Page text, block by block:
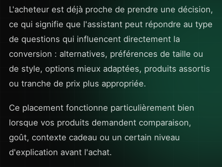
L'acheteur est déjà proche de prendre une décision,
ce qui signifie que l'assistant peut répondre au type
de questions qui influencent directement la
conversion : alternatives, préférences de taille ou
de style, options mieux adaptées, produits assortis
ou tranche de prix plus appropriée.
Ce placement fonctionne particulièrement bien
lorsque vos produits demandent comparaison,
goût, contexte cadeau ou un certain niveau
d'explication avant l'achat.